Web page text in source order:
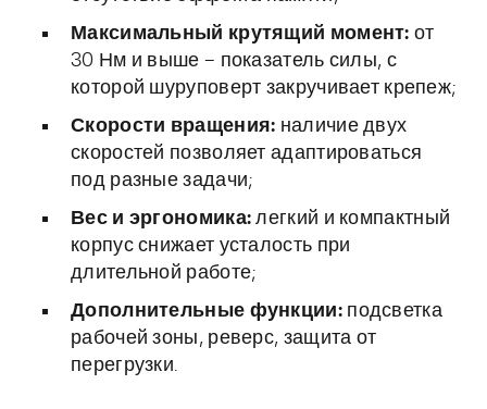
Максимальный крутящий момент: от
30 Нм и выше – показатель силы, с
которой шуруповерт закручивает крепеж;
Скорости вращения: наличие двух
скоростей позволяет адаптироваться
под разные задачи;
Вес и эргономика: легкий и компактный
корпус снижает усталость при
длительной работе;
Дополнительные функции:подсветка
рабочей зоны, реверс, защита от
перегрузки.